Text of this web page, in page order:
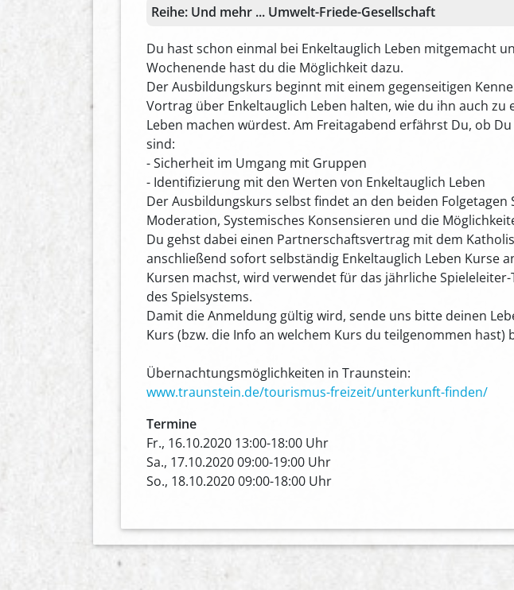
Reihe: Und mehr ... Umwelt-Friede-Gesellschaft
Du hast schon einmal bei Enkeltauglich Leben mitgemacht
Wochenende hast du die Möglichkeit dazu.
Der Ausbildungskurs beginnt mit einem gegenseitigen
Vortrag über Enkeltauglich Leben halten, wie du ihn auch
Leben machen würdest. Am Freitagabend erfährst Du, ob
sind:
- Sicherheit im Umgang mit Gruppen
- Identifizierung mit den Werten von Enkeltauglich Leben
Der Ausbildungskurs selbst findet an den beiden
Moderation, Systemisches Konsensieren und die
Du gehst dabei einen Partnerschaftsvertrag mit dem
anschließend sofort selbständig Enkeltauglich Leben Kurse
Kursen machst, wird verwendet für das jährliche
des Spielsystems.
Damit die Anmeldung gültig wird, sende uns bitte deinen
Kurs (bzw. die Info an welchem Kurs du teilgenommen
Übernachtungsmöglichkeiten in Traunstein:
www.traunstein.de/tourismus-freizeit/unterkunft-finden/
Termine
Fr., 16.10.2020 13:00-18:00 Uhr
Sa., 17.10.2020 09:00-19:00 Uhr
So., 18.10.2020 09:00-18:00 Uhr